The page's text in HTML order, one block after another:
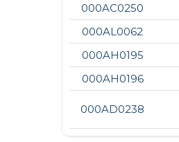
000AC0250
000AL0062
000AH0195
000AH0196
000AD0238